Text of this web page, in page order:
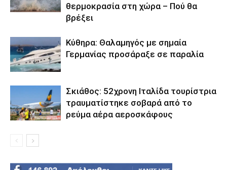
θερμοκρασία στη χώρα – Πού θα
βρέξει
Κύθηρα: Θαλαμηγός με σημαία
Γερμανίας προσάραξε σε παραλία
Σκιάθος: 52χρονη Ιταλίδα τουρίστρια
τραυματίστηκε σοβαρά από το
ρεύμα αέρα αεροσκάφους